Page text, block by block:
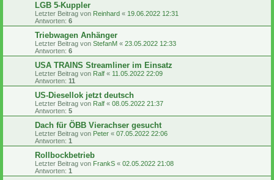
LGB 5-Kuppler
Letzter Beitrag von Reinhard « 19.06.2022 12:31
Antworten: 6
Triebwagen Anhänger
Letzter Beitrag von StefanM « 23.05.2022 12:33
Antworten: 6
USA TRAINS Streamliner im Einsatz
Letzter Beitrag von Ralf « 11.05.2022 22:09
Antworten: 11
US-Diesellok jetzt deutsch
Letzter Beitrag von Ralf « 08.05.2022 21:37
Antworten: 5
Dach für ÖBB Vierachser gesucht
Letzter Beitrag von Peter « 07.05.2022 22:06
Antworten: 1
Rollbockbetrieb
Letzter Beitrag von FrankS « 02.05.2022 21:08
Antworten: 1